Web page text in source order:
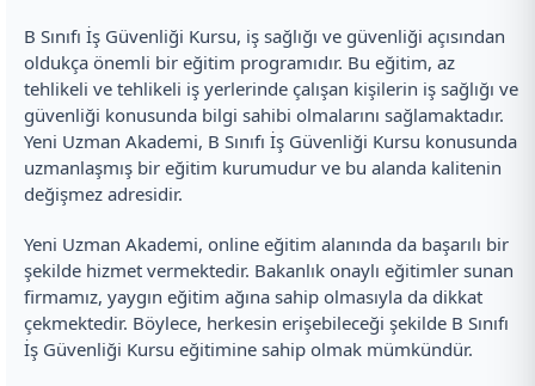
B Sınıfı İş Güvenliği Kursu, iş sağlığı ve güvenliği açısından
oldukça önemli bir eğitim programıdır. Bu eğitim, az
tehlikeli ve tehlikeli iş yerlerinde çalışan kişilerin iş sağlığı ve
güvenliği konusunda bilgi sahibi olmalarını sağlamaktadır.
Yeni Uzman Akademi, B Sınıfı İş Güvenliği Kursu konusunda
uzmanlaşmış bir eğitim kurumudur ve bu alanda kalitenin
değişmez adresidir.
Yeni Uzman Akademi, online eğitim alanında da başarılı bir
şekilde hizmet vermektedir. Bakanlık onaylı eğitimler sunan
firmamız, yaygın eğitim ağına sahip olmasıyla da dikkat
çekmektedir. Böylece, herkesin erişebileceği şekilde B Sınıfı
İş Güvenliği Kursu eğitimine sahip olmak mümkündür.